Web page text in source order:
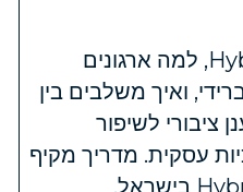
מהו Hybrid Data Center, למה ארגונים
ואיך משלבים בין
ציבורי לשיפור
עסקית. מדריך מקיף